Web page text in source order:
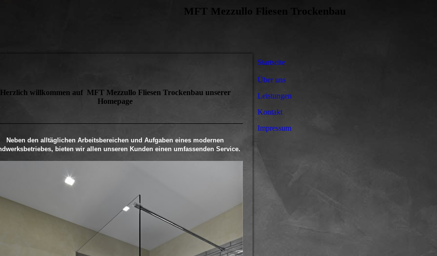
MFT Mezzullo Fliesen Trockenbau
Herzlich willkommen auf MFT Mezzullo Fliesen Trockenbau unserer
Homepage
Neben den alltäglichen Arbeitsbereichen und Aufgaben eines modernen
bieten wir allen unseren Kunden einen umfassenden Service.
Startseite
Über uns
Leistungen
Kontakt
Impressum